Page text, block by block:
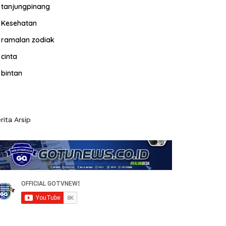
tanjungpinang
Kesehatan
ramalan zodiak
cinta
bintan
Arsip